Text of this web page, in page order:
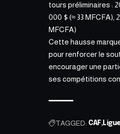
tours préliminaires :
000 $ (≈ 33 MFCFA),
MFCFA)
Cette hausse
pour renforcer le
encourager une
ses compétitions
TAGGED: CAF